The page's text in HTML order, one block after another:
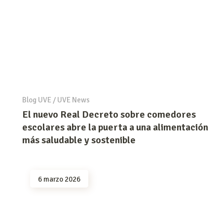
Blog UVE/ UVE News
El nuevo Real Decreto sobre comedores
escolares abre la puerta a una alimentación
más saludable y sostenible
6 marzo 2026